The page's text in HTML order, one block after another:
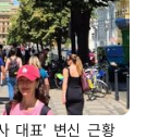
대표' 변신 근황